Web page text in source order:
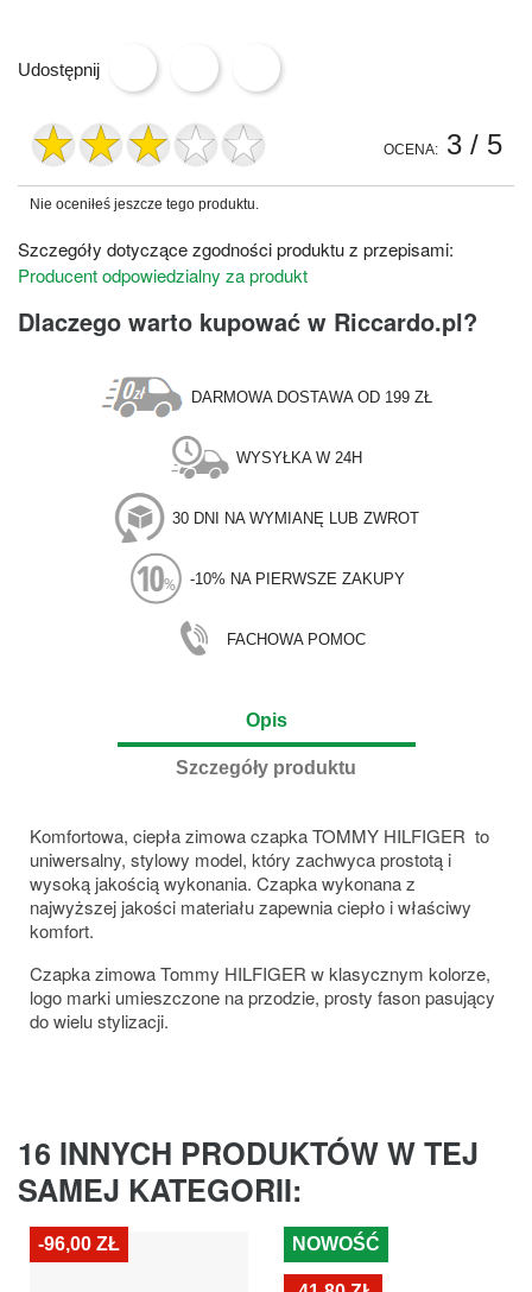
Udostępnij
OCENA: 3 / 5
Nie oceniłeś jeszcze tego produktu.
Szczegóły dotyczące zgodności produktu z przepisami:
Producent odpowiedzialny za produkt
Dlaczego warto kupować w Riccardo.pl?
DARMOWA DOSTAWA OD 199 ZŁ
WYSYŁKA W 24H
30 DNI NA WYMIANĘ LUB ZWROT
-10% NA PIERWSZE ZAKUPY
FACHOWA POMOC
Opis
Szczegóły produktu
Komfortowa, ciepła zimowa czapka TOMMY HILFIGER to
uniwersalny, stylowy model, który zachwyca prostotą i
wysoką jakością wykonania. Czapka wykonana z
najwyższej jakości materiału zapewnia ciepło i właściwy
komfort.
Czapka zimowa Tommy HILFIGER w klasycznym kolorze,
logo marki umieszczone na przodzie, prosty fason pasujący
do wielu stylizacji.
16 INNYCH PRODUKTÓW W TEJ
SAMEJ KATEGORII:
-96,00 ZŁ NOWOŚĆ